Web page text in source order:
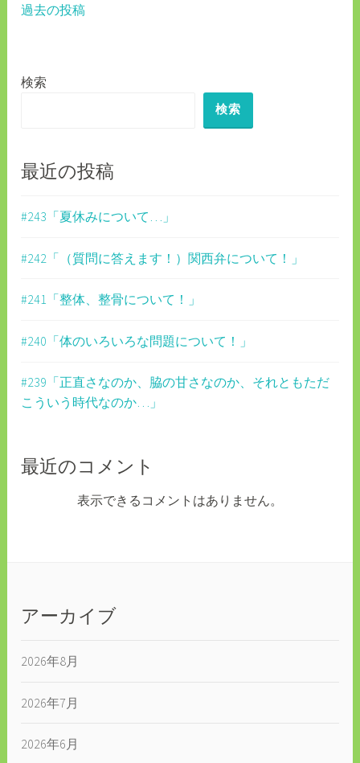
投
ナ
ー
ョ
過去の投稿
検索
検索
最近の投稿
#243「夏休みについて…」
#242「（質問に答えます！）関西弁について！」
#241「整体、整骨について！」
#240「体のいろいろな問題について！」
#239「正直さなのか、脇の甘さなのか、それともただ
こういう時代なのか…」
最近のコメント
表示できるコメントはありません。
アーカイブ
2026年8月
2026年7月
2026年6月